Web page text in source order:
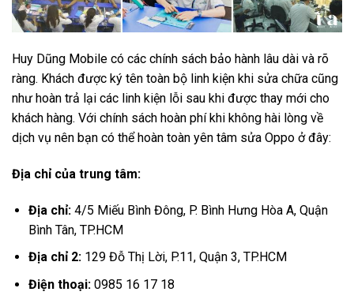
Huy Dũng Mobile có các chính sách bảo hành lâu dài và rõ
ràng. Khách được ký tên toàn bộ linh kiện khi sửa chữa cũng
như hoàn trả lại các linh kiện lỗi sau khi được thay mới cho
khách hàng. Với chính sách hoàn phí khi không hài lòng về
dịch vụ nên bạn có thể hoàn toàn yên tâm sửa Oppo ở đây:
Địa chỉ của trung tâm:
Địa chỉ: 4/5 Miếu Bình Đông, P. Bình Hưng Hòa A, Quận
Bình Tân, TP.HCM
Địa chỉ 2: 129 Đỗ Thị Lời, P.11, Quận 3, TP.HCM
Điện thoại: 0985 16 17 18